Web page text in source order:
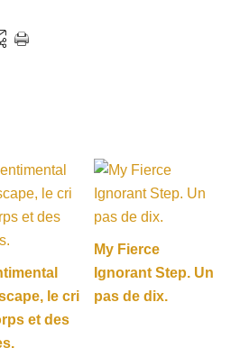
le cri
et des
My Fierce
Ignorant Step. Un
pas de dix.